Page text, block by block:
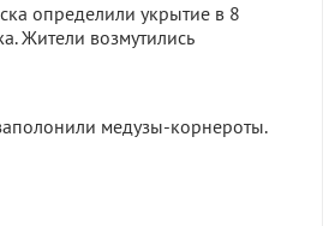
определили укрытие в 8
Жители возмутились
медузы-корнероты.